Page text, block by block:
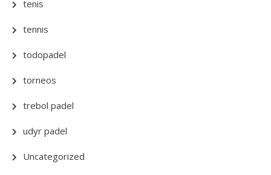
tenis
tennis
todopadel
torneos
trebol padel
udyr padel
Uncategorized